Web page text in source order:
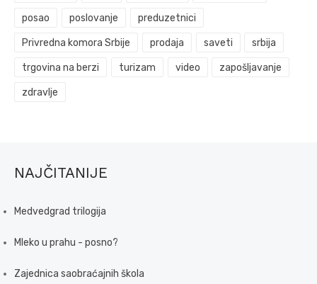
posao poslovanje preduzetnici
Privredna komora Srbije prodaja saveti srbija
trgovina na berzi turizam video zapošljavanje
zdravlje
NAJČITANIJE
Medvedgrad trilogija
Mleko u prahu - posno?
Zajednica saobraćajnih škola